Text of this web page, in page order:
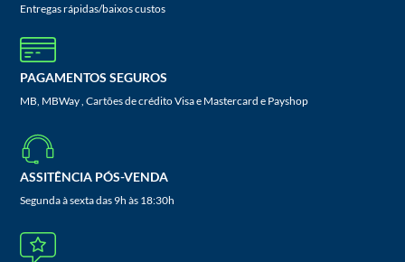
Entregas rápidas/baixos custos
PAGAMENTOS SEGUROS
MB, MBWay , Cartões de crédito Visa e Mastercard e Payshop
ASSITÊNCIA PÓS-VENDA
Segunda à sexta das 9h às 18:30h